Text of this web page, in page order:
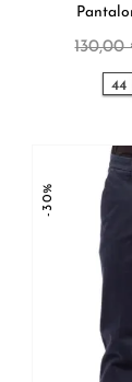
130,00
44
-30%